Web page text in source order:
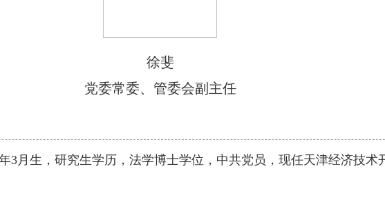
徐斐
党委常委、管委会副主任
3月生，研究生学历，法学博士学位，中共党员，现任天津经济技术